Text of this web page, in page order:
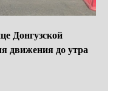
Донгузской
движения до утра